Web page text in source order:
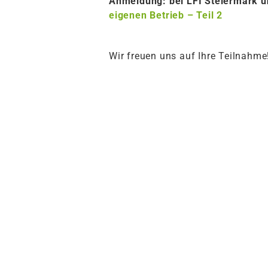
eigenen Betrieb – Teil 2
Wir freuen uns auf Ihre Teilnahme!